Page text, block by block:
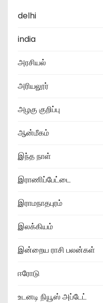
delhi
india
அரசியல்
அரியலூர்
அழகு குறிப்பு
ஆன்மீகம்
இந்த நாள்
இராணிப்பேட்டை
இராமநாதபுரம்
இலக்கியம்
இன்றைய ராசி பலன்கள்
ஈரோடு
உடனடி நியூஸ் அப்டேட்